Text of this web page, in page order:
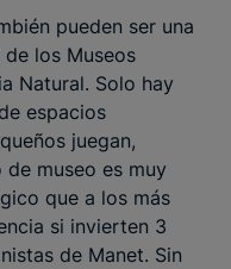
pueden ser una
los Museos
Natural. Solo hay
espacios
juegan,
museo es muy
que a los más
si invierten 3
de Manet. Sin